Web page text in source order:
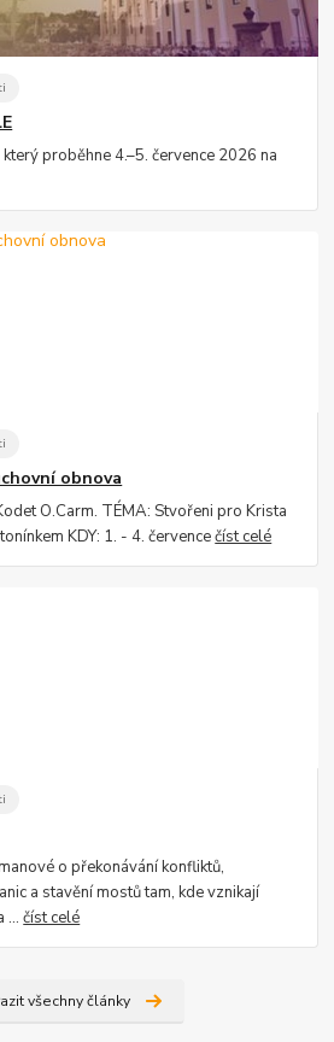
proběhne 4.–5. července 2026 na
obnova
O.Carm. TÉMA: Stvořeni pro Krista
KDY: 1. - 4. červencečíst celé
o překonávání konfliktů,
a stavění mostů tam, kde vznikají
...číst celé
všechny články